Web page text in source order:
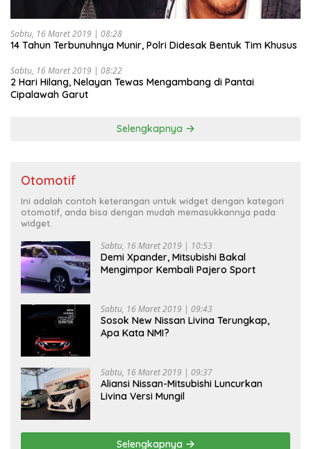
Sabtu, 16 Maret 2019 | 08:28
14 Tahun Terbunuhnya Munir, Polri Didesak Bentuk Tim Khusus
Sabtu, 16 Maret 2019 | 08:22
2 Hari Hilang, Nelayan Tewas Mengambang di Pantai
Cipalawah Garut
Selengkapnya
Otomotif
Ini adalah contoh keterangan untuk widget dengan kategori
otomotif, anda bisa dengan mudah memasukkannya pada
widget.
Sabtu, 16 Maret 2019 | 10:53
Demi Xpander, Mitsubishi Bakal
Mengimpor Kembali Pajero Sport
Sabtu, 16 Maret 2019 | 09:43
Sosok New Nissan Livina Terungkap,
Apa Kata NMI?
Sabtu, 16 Maret 2019 | 09:37
Aliansi Nissan-Mitsubishi Luncurkan
Livina Versi Mungil
Selengkapnya